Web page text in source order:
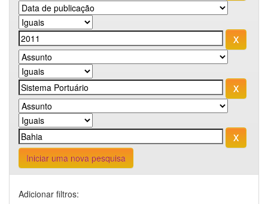
Iniciar uma nova pesquisa
Adicionar filtros: